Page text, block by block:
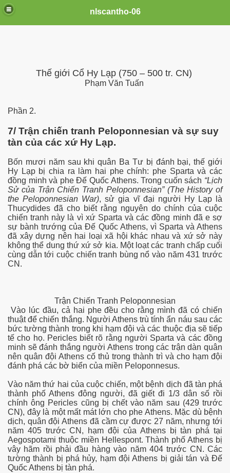
nlscantho-06
Thế giới Cổ Hy Lạp (750 – 500 tr. CN)
Phạm Văn Tuấn
Phần 2.
7/ Trận chiến tranh Peloponnesian và sự suy
tàn của các xứ Hy Lạp.
Bốn mươi năm sau khi quân Ba Tư bị đánh bại, thế giới
Hy Lạp bị chia ra làm hai phe chính: phe Sparta và các
đồng minh và phe Đế Quốc Athens. Trong cuốn sách “Lịch
Sử của Trận Chiến Tranh Peloponnesian” (The History of
the Peloponnesian War), sử gia vĩ đại người Hy Lạp là
Thucydides đã cho biết rằng nguyên do chính của cuộc
chiến tranh này là vì xứ Sparta và các đồng minh đã e sợ
sự bành trướng của Đế Quốc Athens, vì Sparta và Athens
đã xây dựng nên hai loại xã hội khác nhau và xứ sở này
không thể dung thứ xứ sở kia. Một loạt các tranh chấp cuối
cùng dẫn tới cuộc chiến tranh bùng nổ vào năm 431 trước
CN.
Trận Chiến Tranh Peloponnesian
Vào lúc đầu, cả hai phe đều cho rằng mình đã có chiến
thuật để chiến thắng. Người Athens trù tính ẩn náu sau các
bức tường thành trong khi hạm đội và các thuộc địa sẽ tiếp
tế cho họ. Pericles biết rõ rằng người Sparta và các đồng
minh sẽ đánh thắng người Athens trong các trận dàn quân
nên quân đội Athens cố thủ trong thành trì và cho hạm đội
đánh phá các bờ biển của miền Peloponnesus.
Vào năm thứ hai của cuộc chiến, một bệnh dịch đã tàn phá
thành phố Athens đông người, đã giết đi 1/3 dân số rồi
chính ông Pericles cũng bị chết vào năm sau (429 trước
CN), đây là một mất mát lớn cho phe Athens. Mặc dù bệnh
dịch, quân đội Athens đã cầm cự được 27 năm, nhưng tới
năm 405 trước CN, hạm đội của Athens bị tàn phá tại
Aegospotami thuộc miền Hellespont. Thành phố Athens bị
vây hãm rồi phải đầu hàng vào năm 404 trước CN. Các
tường thành bị phá hủy, hạm đội Athens bị giải tán và Đế
Quốc Athens bị tàn phá.